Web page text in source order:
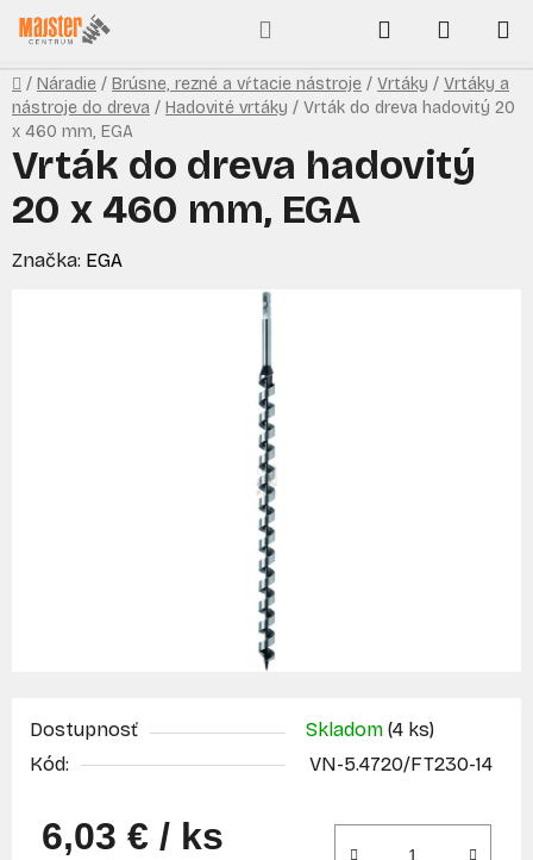
Prejsť
na
obsah
Hľadať
KOŠÍK
Domov
/ Náradie / Brúsne, rezné a vŕtacie nástroje / Vrtáky / Vrtáky a
nástroje do dreva / Hadovité vrtáky / Vrták do dreva hadovitý 20
x 460 mm, EGA
Dostupnosť Skladom (4 ks)
Kód:
VN-5.4720/FT230-14
6,03 € / ks
Vrták do dreva hadovitý
20 x 460 mm, EGA
Značka: EGA